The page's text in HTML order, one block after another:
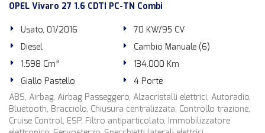
OPEL Vivaro 27 1.6 CDTI PC-TN Combi
Usato, 01/2016
70 KW/95 CV
Diesel
Cambio Manuale (6)
1.598 Cm³
134.000 Km
Giallo Pastello
4 Porte
ABS, Airbag, Airbag Passeggero, Alzacristalli elettrici, Autoradio,
Bluetooth, Bracciolo, Chiusura centralizzata, Controllo trazione,
Cruise Control, ESP, Filtro antiparticolato, Immobilizzatore